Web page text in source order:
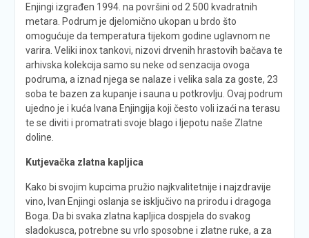
Enjingi izgrađen 1994. na površini od 2 500 kvadratnih
metara. Podrum je djelomično ukopan u brdo što
omogućuje da temperatura tijekom godine uglavnom ne
varira. Veliki inox tankovi, nizovi drvenih hrastovih bačava te
arhivska kolekcija samo su neke od senzacija ovoga
podruma, a iznad njega se nalaze i velika sala za goste, 23
soba te bazen za kupanje i sauna u potkrovlju. Ovaj podrum
ujedno je i kuća Ivana Enjingija koji često voli izaći na terasu
te se diviti i promatrati svoje blago i ljepotu naše Zlatne
doline.
Kutjevačka zlatna kapljica
Kako bi svojim kupcima pružio najkvalitetnije i najzdravije
vino, Ivan Enjingi oslanja se isključivo na prirodu i dragoga
Boga. Da bi svaka zlatna kapljica dospjela do svakog
sladokusca, potrebne su vrlo sposobne i zlatne ruke, a za